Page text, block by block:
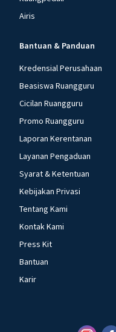
Airis
Bantuan & Panduan
Kredensial Perusahaan
Beasiswa Ruangguru
Cicilan Ruangguru
Promo Ruangguru
Laporan Kerentanan
Layanan Pengaduan
Syarat & Ketentuan
Kebijakan Privasi
Tentang Kami
Kontak Kami
Press Kit
Bantuan
Karir